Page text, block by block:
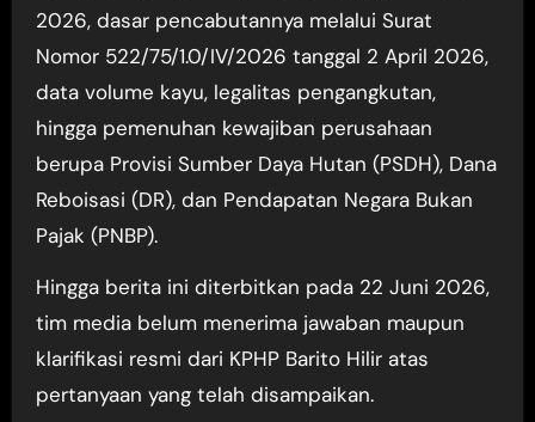
2026, dasar pencabutannya melalui Surat
Nomor 522/75/1.0/IV/2026 tanggal 2 April 2026,
data volume kayu, legalitas pengangkutan,
hingga pemenuhan kewajiban perusahaan
berupa Provisi Sumber Daya Hutan (PSDH), Dana
Reboisasi (DR), dan Pendapatan Negara Bukan
Pajak (PNBP).
Hingga berita ini diterbitkan pada 22 Juni 2026,
tim media belum menerima jawaban maupun
klarifikasi resmi dari KPHP Barito Hilir atas
pertanyaan yang telah disampaikan.